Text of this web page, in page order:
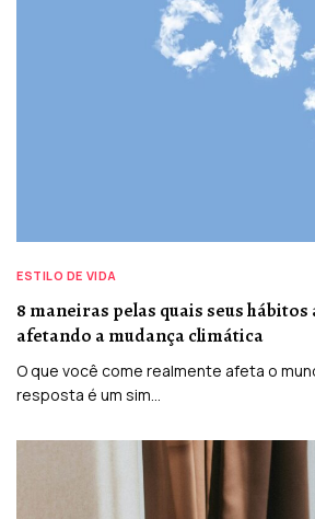
ESTILO DE VIDA
8 maneiras pelas quais seus
afetando a mudança climática
O que você come realmente afeta o
resposta é um sim…